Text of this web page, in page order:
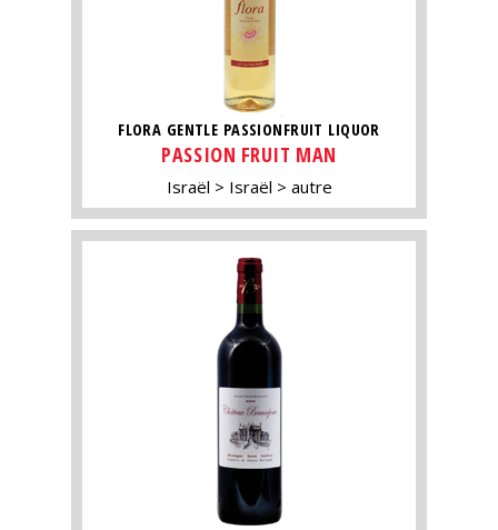
FLORA GENTLE PASSIONFRUIT LIQUOR
PASSION FRUIT MAN
Israël Israël autre